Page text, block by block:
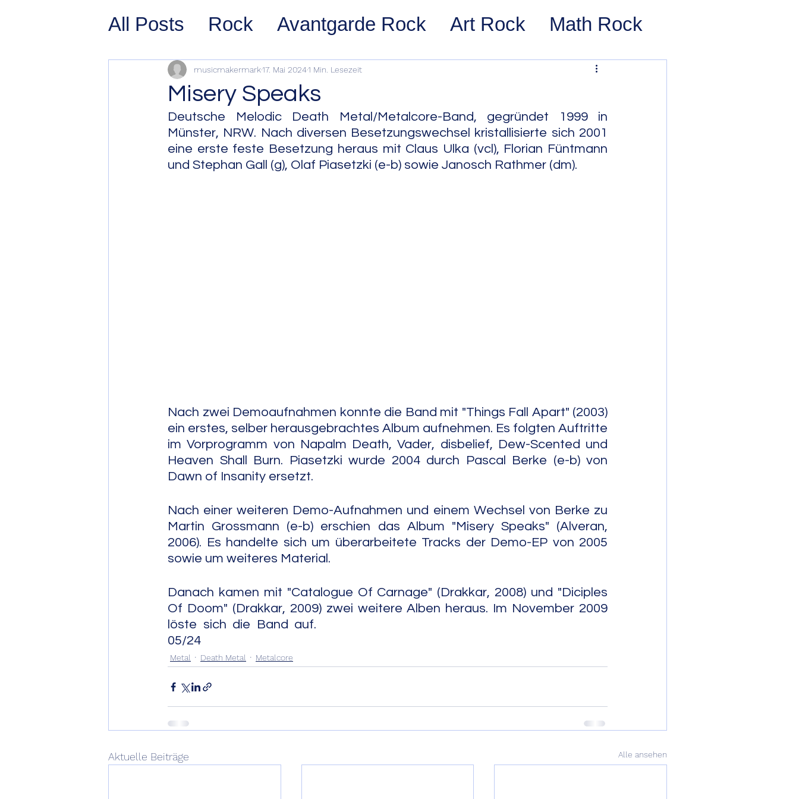
All Posts Rock Avantgarde Rock Art Rock Math Rock
Prog Rock Post Rock Noise Rock
Psychedelic/Space Rock Stoner Rock Alternative Rock
Hard Rock Garage Rock Indie Rock/Indie Pop
Misery Speaks
musicmakermark17. Mai 20241 Min. Lesezeit
Deutsche Melodic Death Metal/Metalcore-Band, gegründet 1999 in
Münster, NRW. Nach diversen Besetzungswechsel kristallisierte sich 2001
eine erste feste Besetzung heraus mit Claus Ulka (vcl), Florian Füntmann
und Stephan Gall (g), Olaf Piasetzki (e-b) sowie Janosch Rathmer (dm).
Nach zwei Demoaufnahmen konnte die Band mit "Things Fall Apart" (2003)
ein erstes, selber herausgebrachtes Album aufnehmen. Es folgten Auftritte
im Vorprogramm von Napalm Death, Vader, disbelief, Dew-Scented und
Heaven Shall Burn. Piasetzki wurde 2004 durch Pascal Berke (e-b) von
Dawn of Insanity ersetzt.
Nach einer weiteren Demo-Aufnahmen und einem Wechsel von Berke zu
Martin Grossmann (e-b) erschien das Album "Misery Speaks" (Alveran,
2006). Es handelte sich um überarbeitete Tracks der Demo-EP von 2005
sowie um weiteres Material.
Danach kamen mit "Catalogue Of Carnage" (Drakkar, 2008) und "Diciples
Of Doom" (Drakkar, 2009) zwei weitere Alben heraus. Im November 2009
löste sich die Band auf.
05/24
Metal Death Metal Metalcore
Aktuelle Beiträge Alle ansehen